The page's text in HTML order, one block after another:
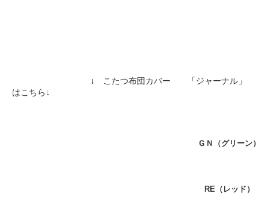
↓ こたつ布団カバー 「ジャーナル」
はこちら↓
ＧＮ（グリーン）
RE（レッド）